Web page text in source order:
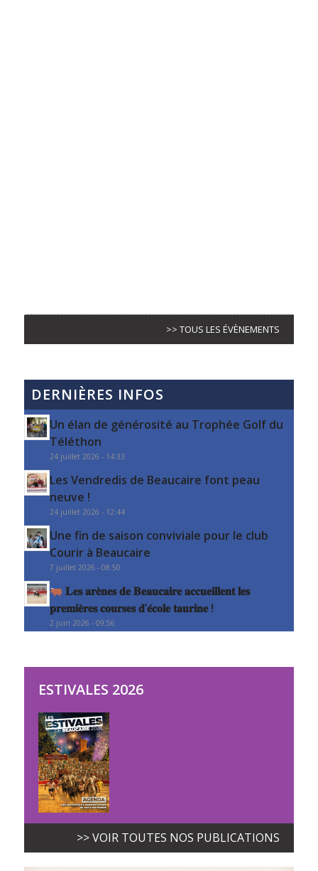
>> TOUS LES ÉVÈNEMENTS
DERNIÈRES INFOS
Un élan de générosité au Trophée Golf du
Téléthon
24 juillet 2026 - 14:33
Les Vendredis de Beaucaire font peau
neuve !
24 juillet 2026 - 12:44
Une fin de saison conviviale pour le club
Courir à Beaucaire
7 juillet 2026 - 08:50
𝐋𝐞𝐬 𝐚𝐫𝐞̀𝐧𝐞𝐬 𝐝𝐞 𝐁𝐞𝐚𝐮𝐜𝐚𝐢𝐫𝐞 𝐚𝐜𝐜𝐮𝐞𝐢𝐥𝐥𝐞𝐧𝐭 𝐥𝐞𝐬
𝐩𝐫𝐞𝐦𝐢𝐞̀𝐫𝐞𝐬 𝐜𝐨𝐮𝐫𝐬𝐞𝐬 𝐝’𝐞́𝐜𝐨𝐥𝐞 𝐭𝐚𝐮𝐫𝐢𝐧𝐞 !
2 juin 2026 - 09:56
ESTIVALES 2026
>> VOIR TOUTES NOS PUBLICATIONS